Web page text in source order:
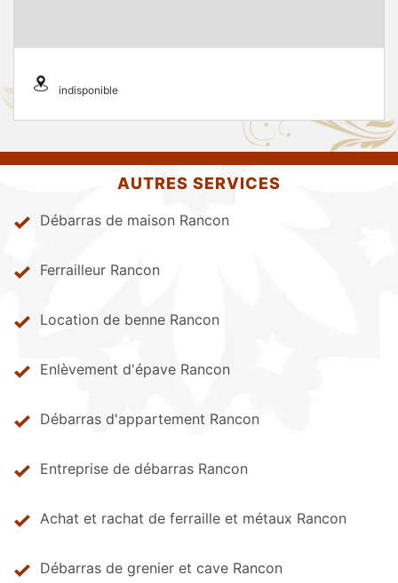
indisponible
AUTRES SERVICES
Débarras de maison Rancon
Ferrailleur Rancon
Location de benne Rancon
Enlèvement d'épave Rancon
Débarras d'appartement Rancon
Entreprise de débarras Rancon
Achat et rachat de ferraille et métaux Rancon
Débarras de grenier et cave Rancon